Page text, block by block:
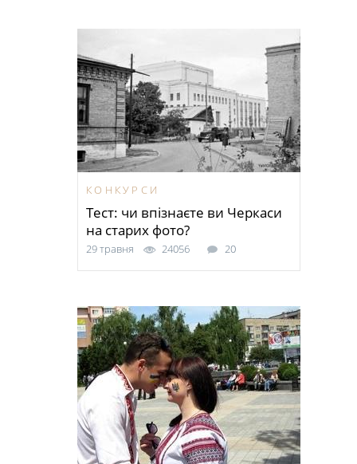
КОНКУРСИ
Тест: чи впізнаєте ви Черкаси
на старих фото?
29 травня 24056 20